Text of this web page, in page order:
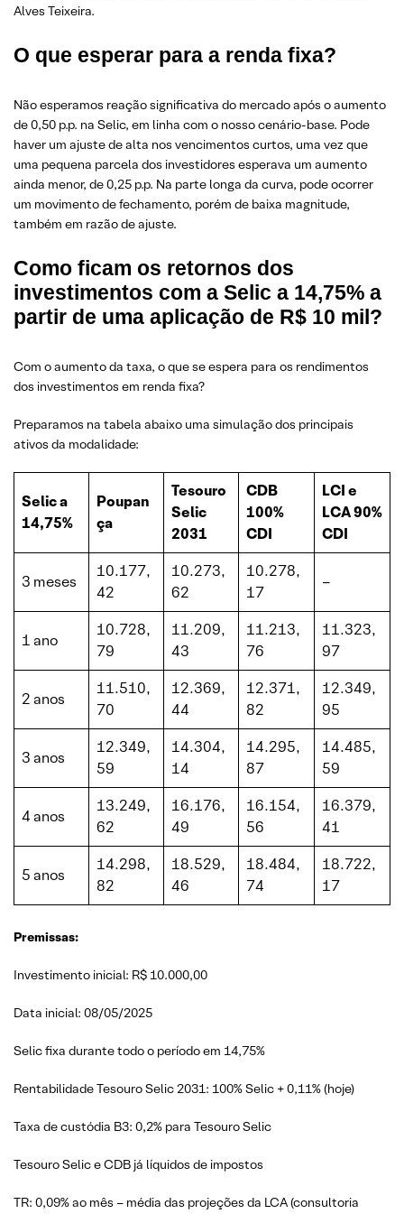
Alves Teixeira.
O que esperar para a renda fixa?
Não esperamos reação significativa do mercado após o aumento
de 0,50 p.p. na Selic, em linha com o nosso cenário-base. Pode
haver um ajuste de alta nos vencimentos curtos, uma vez que
uma pequena parcela dos investidores esperava um aumento
ainda menor, de 0,25 p.p. Na parte longa da curva, pode ocorrer
um movimento de fechamento, porém de baixa magnitude,
também em razão de ajuste.
Como ficam os retornos dos
investimentos com a Selic a 14,75% a
partir de uma aplicação de R$ 10 mil?
Com o aumento da taxa, o que se espera para os rendimentos
dos investimentos em renda fixa?
Preparamos na tabela abaixo uma simulação dos principais
ativos da modalidade:
Selic a
14,75%
Poupan
ça
Tesouro
Selic
2031
CDB
100%
CDI
LCI e
LCA 90%
CDI
3 meses
10.177,
42
10.273,
62
10.278,
17
–
1 ano
10.728,
79
11.209,
43
11.213,
76
11.323,
97
2 anos
11.510,
70
12.369,
44
12.371,
82
12.349,
95
3 anos
12.349,
59
14.304,
14
14.295,
87
14.485,
59
4 anos
13.249,
62
16.176,
49
16.154,
56
16.379,
41
5 anos
14.298,
82
18.529,
46
18.484,
74
18.722,
17
Premissas:
Investimento inicial: R$ 10.000,00
Data inicial: 08/05/2025
Selic fixa durante todo o período em 14,75%
Rentabilidade Tesouro Selic 2031: 100% Selic + 0,11% (hoje)
Taxa de custódia B3: 0,2% para Tesouro Selic
Tesouro Selic e CDB já líquidos de impostos
TR: 0,09% ao mês – média das projeções da LCA (consultoria